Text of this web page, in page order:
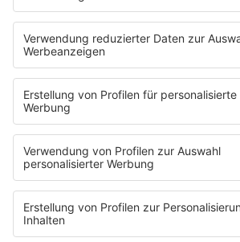
Blitzer & Verkehr
Programmübersicht
Team
Podcasts
Access All Areas
delta Backstage
Jahrhundertgeschichten
Mein delta radio